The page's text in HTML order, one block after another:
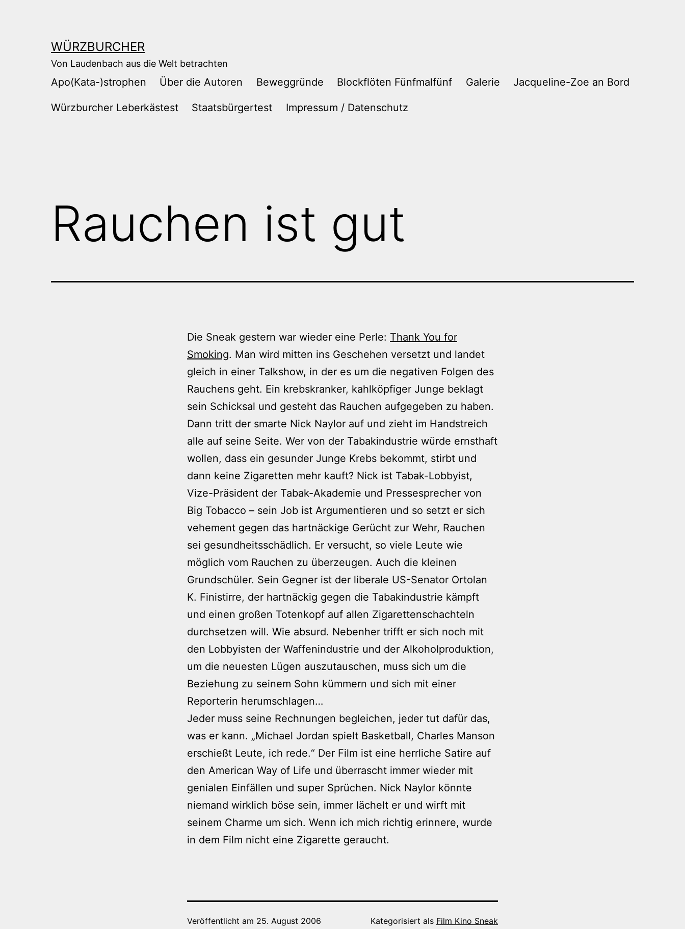
WÜRZBURCHER
Von Laudenbach aus die Welt betrachten
Apo(Kata-)strophen Über die Autoren Beweggründe Blockflöten Fünfmalfünf Galerie Jacqueline-Zoe an Bord
Würzburcher Leberkästest Staatsbürgertest Impressum / Datenschutz
Rauchen ist gut
Die Sneak gestern war wieder eine Perle: Thank You for
Smoking. Man wird mitten ins Geschehen versetzt und landet
gleich in einer Talkshow, in der es um die negativen Folgen des
Rauchens geht. Ein krebskranker, kahlköpfiger Junge beklagt
sein Schicksal und gesteht das Rauchen aufgegeben zu haben.
Dann tritt der smarte Nick Naylor auf und zieht im Handstreich
alle auf seine Seite. Wer von der Tabakindustrie würde ernsthaft
wollen, dass ein gesunder Junge Krebs bekommt, stirbt und
dann keine Zigaretten mehr kauft? Nick ist Tabak-Lobbyist,
Vize-Präsident der Tabak-Akademie und Pressesprecher von
Big Tobacco – sein Job ist Argumentieren und so setzt er sich
vehement gegen das hartnäckige Gerücht zur Wehr, Rauchen
sei gesundheitsschädlich. Er versucht, so viele Leute wie
möglich vom Rauchen zu überzeugen. Auch die kleinen
Grundschüler. Sein Gegner ist der liberale US-Senator Ortolan
K. Finistirre, der hartnäckig gegen die Tabakindustrie kämpft
und einen großen Totenkopf auf allen Zigarettenschachteln
durchsetzen will. Wie absurd. Nebenher trifft er sich noch mit
den Lobbyisten der Waffenindustrie und der Alkoholproduktion,
um die neuesten Lügen auszutauschen, muss sich um die
Beziehung zu seinem Sohn kümmern und sich mit einer
Reporterin herumschlagen…
Jeder muss seine Rechnungen begleichen, jeder tut dafür das,
was er kann. „Michael Jordan spielt Basketball, Charles Manson
erschießt Leute, ich rede.“ Der Film ist eine herrliche Satire auf
den American Way of Life und überrascht immer wieder mit
genialen Einfällen und super Sprüchen. Nick Naylor könnte
niemand wirklich böse sein, immer lächelt er und wirft mit
seinem Charme um sich. Wenn ich mich richtig erinnere, wurde
in dem Film nicht eine Zigarette geraucht.
Veröffentlicht am 25. August 2006 Kategorisiert als Film Kino Sneak